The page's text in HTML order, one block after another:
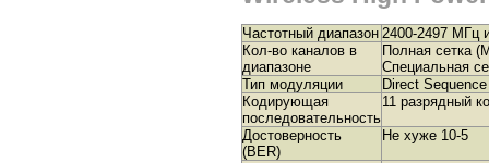
Частотный диапазон 2400-2497 МГц
Кол-во каналов в
диапазоне
Полная сетка
Специальная
Тип модуляции
Direct
Кодирующая
последовательность
11 разрядный
Достоверность
(BER)
Не хуже 10-5